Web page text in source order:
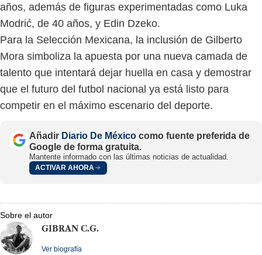
años, además de figuras experimentadas como Luka
Modrić, de 40 años, y Edin Dzeko.
Para la Selección Mexicana, la inclusión de Gilberto
Mora simboliza la apuesta por una nueva camada de
talento que intentará dejar huella en casa y demostrar
que el futuro del futbol nacional ya está listo para
competir en el máximo escenario del deporte.
Añadir Diario De México como fuente preferida de
Google de forma gratuita.
Mantente informado con las últimas noticias de actualidad.
ACTIVAR AHORA
Sobre el autor
GIBRAN C.G.
Ver biografía